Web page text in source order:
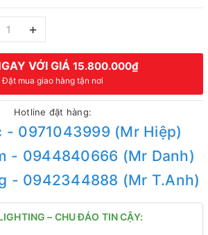
+
VỚI GIÁ 15.800.000₫
Đặt mua giao hàng tận nơi
Hotline đặt hàng:
- 0971043999 (Mr Hiệp)
- 0944840666 (Mr Danh)
- 0942344888 (Mr T.Anh)
– CHU ĐÁO TIN CẬY: